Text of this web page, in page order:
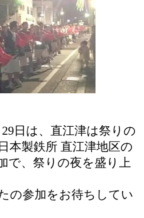
日は、直江津は祭りの
本製鉄所 直江津地区の
で、祭りの夜を盛り上
の参加をお待ちしてい